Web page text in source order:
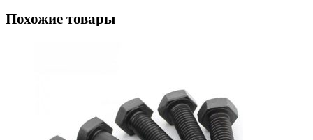
Похожие товары